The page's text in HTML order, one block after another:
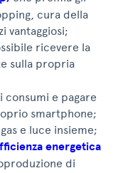
cura della
vantaggiosi;
ricevere la
sulla propria
e pagare
smartphone;
e luce insieme;
energetica
di